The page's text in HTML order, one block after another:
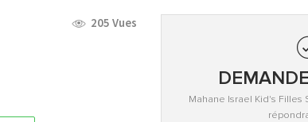
205 Vues
Mahane Israel Kid's Filles